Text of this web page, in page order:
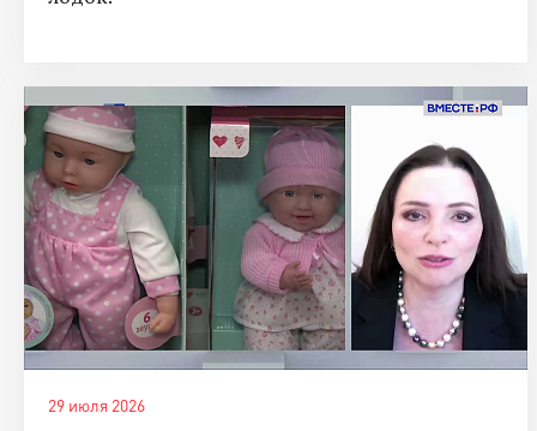
29 июля 2026